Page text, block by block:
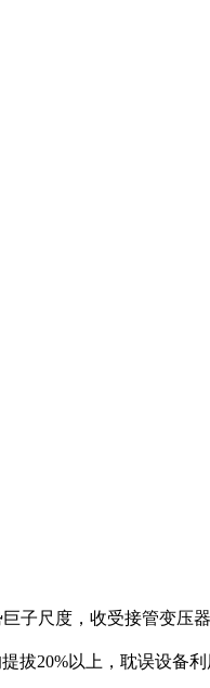
尺度，收受接管变压
20%以上，耽误设备